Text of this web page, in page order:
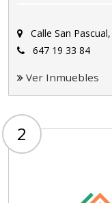
Calle San
647 19 33 84
Ver Inmuebles
2